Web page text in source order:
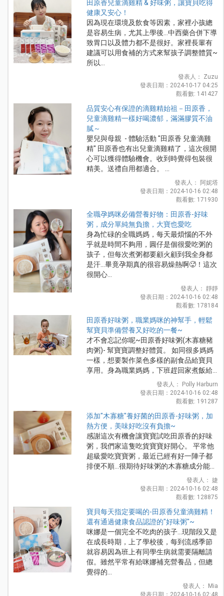
田原香兒童滴雞精 & 好味粥，讓寶貝吃得
健康又安心！
因為現在環境及飲食等因素，家裡小孩總
是容易生病，尤其上學後...中西藥合併下導
致胃口以及體力都不是很好。家裡長輩有
建議可以用食補的方式來幫孩子調整體質~
所以...
發表人： Zuzu
發表日期：2024-10-17 04:25
觀看數: 141427
品質安心有保證的滴雞精始祖－田原香，
兒童滴雞精一樣好喝濃郁，滿滿膠質不油
膩～
嬰兒與母親 - 體驗活動 "田原香 兒童滴雞
精" 田原香也有出兒童滴雞精了，這次很開
心可以獲得體驗機會。收到時覺得包裝很
精美。送禮自用都適合。 ...
發表人： 阿妮塔
發表日期：2024-10-16 02:48
觀看數: 171930
全職孕媽咪必備營養好物：田原香-好味
粥，成分單純無負擔，大寶也愛吃
身為忙碌的全職媽媽，每天最煩惱的不外
乎就是時間不夠用，圓仔是個很愛吃粥的
孩子，但每次煮粥都要顧火顧到我全身都
是汗...畢竟孕期真的很容易燥熱啊🥵！這次
很開心...
發表人： 靜靜
發表日期：2024-10-16 02:48
觀看數: 178184
田原香好味粥，職業媽咪的神幫手，輕鬆
幫寶貝準備營養又好吃的一餐~
才不會忘記你呢~田原香好味粥(木寡糖豬
肉粥)- 幫寶寶調整好體質。 如同很多媽媽
一樣，想要製作菜色多樣的副食品給寶貝
享用。身為職業媽媽，下班趕回家煮飯給...
發表人： Polly Harburn
發表日期：2024-10-16 02:48
觀看數: 191287
添加"木寡糖"養好菌的田原香-好味粥，加
熱方便，美味好吃沒有負擔~
感謝這次有機會讓寶寶試吃田原香的好味
粥，我們家這隻吃貨寶寶好開心。 平常他
超級愛吃寶寶粥，最近已經有好一陣子都
排便不順...很期待好味粥的木寡糖成分能...
發表人： 婕
發表日期：2024-10-16 02:48
觀看數: 128875
寶貝每天指定要喝的-田原香兒童滴雞精！
還有通過健康食品認證的"好味粥"~
咪娜是一個完全不吃肉的孩子...現階段又是
在成長時期，上了學校後，每到流感季節
就容易因為班上有同學生病就需要隔離請
假。雖然平常有給咪娜補充營養品，但總
覺得的...
發表人： Mia
發表日期：2024-10-16 02:48